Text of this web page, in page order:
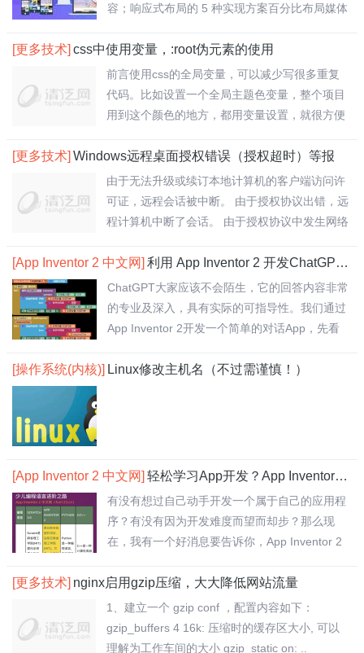
容；响应式布局的 5 种实现方案百分比布局媒体
[更多技术] css中使用变量，:root伪元素的使用
前言使用css的全局变量，可以减少写很多重复
代码。比如设置一个全局主题色变量，整个项目
用到这个颜色的地方，都用变量设置，就很方便
[更多技术] Windows远程桌面授权错误（授权超时）等报
由于无法升级或续订本地计算机的客户端访问许
可证，远程会话被中断。 由于授权协议出错，远
程计算机中断了会话。 由于授权协议中发生网络
[App Inventor 2 中文网] 利用 App Inventor 2 开发ChatGPT应用
ChatGPT大家应该不会陌生，它的回答内容非常
的专业及深入，具有实际的可指导性。我们通过
App Inventor 2开发一个简单的对话App，先看
[操作系统(内核)] Linux修改主机名（不过需谨慎！）
[App Inventor 2 中文网] 轻松学习App开发？App Inventor 2 中文网搞定！
有没有想过自己动手开发一个属于自己的应用程
序？有没有因为开发难度而望而却步？那么现
在，我有一个好消息要告诉你，App Inventor 2
[更多技术] nginx启用gzip压缩，大大降低网站流量
1、建立一个 gzip conf ，配置内容如下：
gzip_buffers 4 16k: 压缩时的缓存区大小, 可以
理解为工作车间的大小 gzip_static on: ..